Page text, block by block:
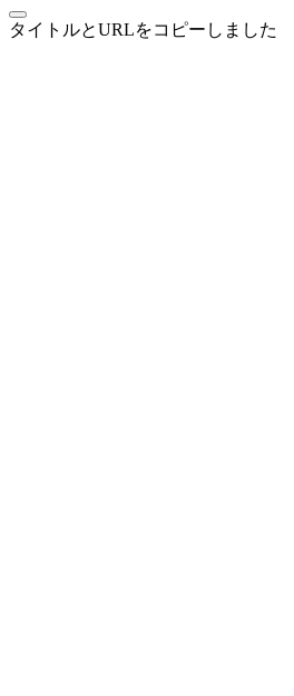
タイトルとURLをコピーしました